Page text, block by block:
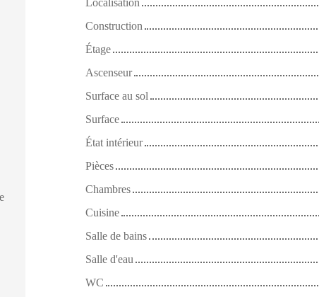
Construction
Étage
Ascenseur
Surface au sol
Surface
État intérieur
Pièces
Chambres
Cuisine
Salle de bains
Salle d'eau
WC